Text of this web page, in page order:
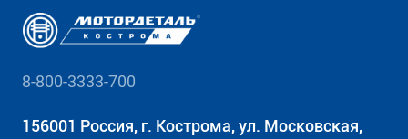
8-800-3333-700
156001 Россия, г. Кострома, ул. Московская,